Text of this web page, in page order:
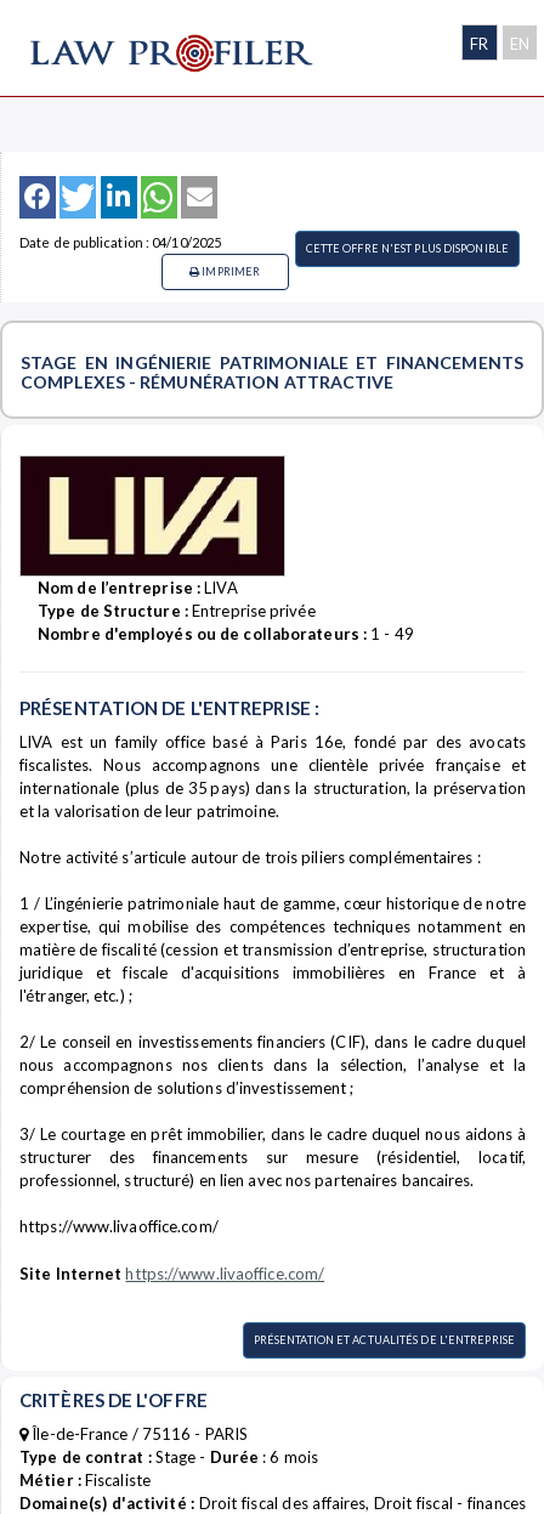
FR EN
Date de publication : 04/10/2025
CETTE OFFRE N'EST PLUS DISPONIBLE
IMPRIMER
STAGE EN INGÉNIERIE PATRIMONIALE ET FINANCEMENTS
COMPLEXES - RÉMUNÉRATION ATTRACTIVE
Nom de l’entreprise :LIVA
Type de Structure :Entreprise privée
Nombre d'employés ou de collaborateurs : 1 - 49
PRÉSENTATION DE L'ENTREPRISE :
LIVA est un family office basé à Paris 16e, fondé par des avocats
fiscalistes. Nous accompagnons une clientèle privée française et
internationale (plus de 35 pays) dans la structuration, la préservation
et la valorisation de leur patrimoine.
Notre activité s’articule autour de trois piliers complémentaires :
1 / L’ingénierie patrimoniale haut de gamme, cœur historique de notre
expertise, qui mobilise des compétences techniques notamment en
matière de fiscalité (cession et transmission d’entreprise, structuration
juridique et fiscale d'acquisitions immobilières en France et à
l'étranger, etc.) ;
2/ Le conseil en investissements financiers (CIF), dans le cadre duquel
nous accompagnons nos clients dans la sélection, l’analyse et la
compréhension de solutions d’investissement ;
3/ Le courtage en prêt immobilier, dans le cadre duquel nous aidons à
structurer des financements sur mesure (résidentiel, locatif,
professionnel, structuré) en lien avec nos partenaires bancaires.
https://www.livaoffice.com/
Site Internet https://www.livaoffice.com/
PRÉSENTATION ET ACTUALITÉS DE L'ENTREPRISE
CRITÈRES DE L'OFFRE
Île-de-France / 75116 - PARIS
Type de contrat :Stage - Durée : 6 mois
Métier :Fiscaliste
Domaine(s) d'activité : Droit fiscal des affaires, Droit fiscal - finances